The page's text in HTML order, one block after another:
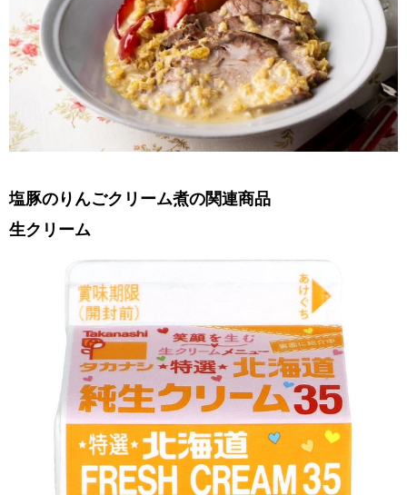
塩豚のりんごクリーム煮の関連商品
生クリーム